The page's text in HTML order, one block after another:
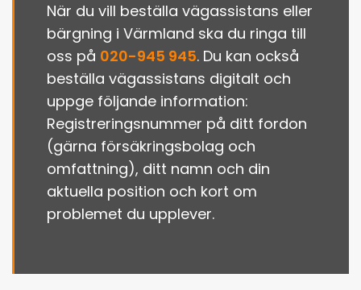
När du vill beställa vägassistans eller
bärgning i Värmland ska du ringa till
oss på 020-945 945. Du kan också
beställa vägassistans digitalt och
uppge följande information:
Registreringsnummer på ditt fordon
(gärna försäkringsbolag och
omfattning), ditt namn och din
aktuella position och kort om
problemet du upplever.